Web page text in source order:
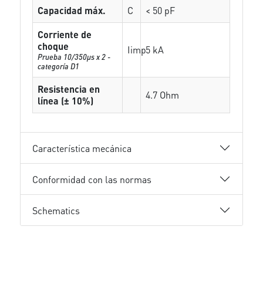
Capacidad máx. C
< 50 pF
Corriente de
choque
Prueba 10/350µs x 2 -
categoría D1
Iimp5 kA
Resistencia en
línea (± 10%)
4.7 Ohm
Característica mecánica
Conformidad con las normas
Schematics